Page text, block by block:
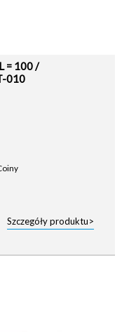
= 100 /
010
Szczegóły produktu>